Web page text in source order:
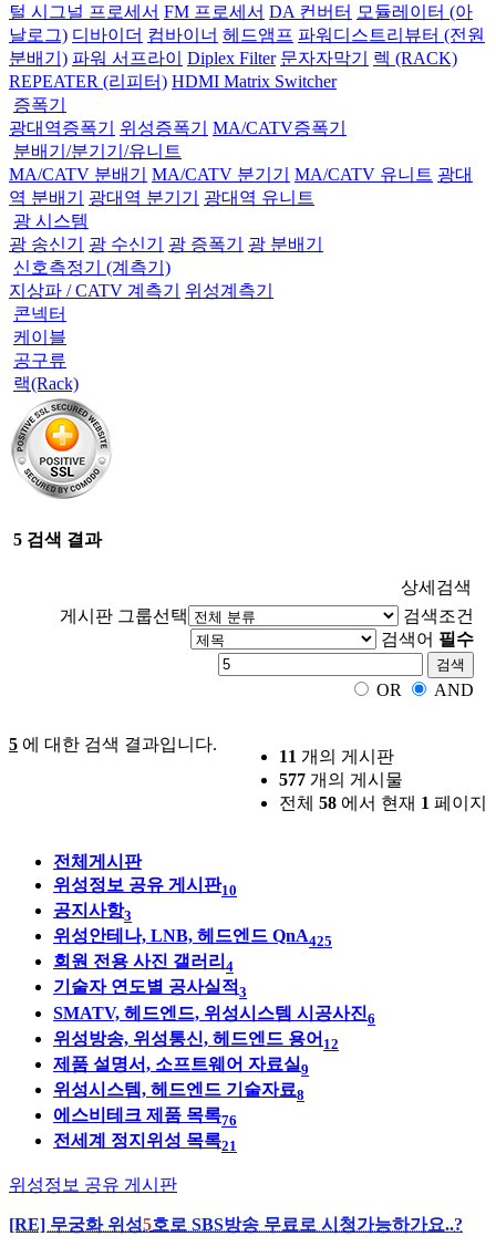
털 시그널 프로세서 FM 프로세서 DA 컨버터 모듈레이터 (아
날로그) 디바이더 컴바이너 헤드앰프 파워디스트리뷰터 (전원
분배기) 파워 서프라이 Diplex Filter 문자자막기
렉 (RACK)
REPEATER (리피터) HDMI Matrix Switcher
증폭기
광대역증폭기
위성증폭기
MA/CATV증폭기
분배기/분기기/유니트
MA/CATV 분배기
MA/CATV 분기기 MA/CATV 유니트 광대
역 분배기
광대역 분기기
광대역 유니트
광 시스템
광 송신기
광 수신기 광 증폭기
광 분배기
신호측정기 (계측기)
지상파 / CATV 계측기
위성계측기
콘넥터
케이블
공구류
랙(Rack)
5 검색 결과
상세검색
게시판 그룹선택
검색조건
검색어 필수
검색
OR AND
5 에 대한 검색 결과입니다.
11 개의 게시판
577 개의 게시물
전체 58 에서 현재 1 페이지
전체게시판
위성정보 공유 게시판10
공지사항3
위성안테나, LNB, 헤드엔드 QnA425
회원 전용 사진 갤러리 4
기술자 연도별 공사실적 3
SMATV, 헤드엔드, 위성시스템 시공사진6
위성방송, 위성통신, 헤드엔드 용어 12
제품 설명서, 소프트웨어 자료실 9
위성시스템, 헤드엔드 기술자료8
에스비테크 제품 목록76
전세계 정지위성 목록21
위성정보 공유 게시판
[RE] 무궁화 위성5호로 SBS방송 무료로 시청가능하가요..?